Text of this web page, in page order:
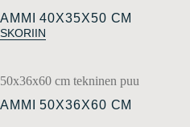
40X35X50 CM
50X36X60 CM